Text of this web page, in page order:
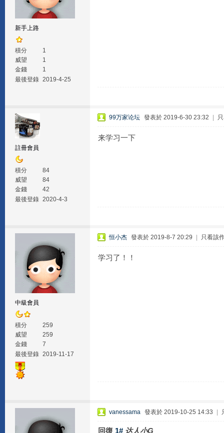
新手上路
積分
1
威望
1
金錢
1
最後登錄 2019-4-25
註冊會員
積分
84
威望
84
金錢
42
最後登錄 2020-4-3
99万家论坛 發表於 2019-6-30 23:32
来学习一下
中級會員
積分
259
威望
259
金錢
7
最後登錄 2019-11-17
恒小杰 發表於 2019-8-7 20:29 只看該
学习了！！
vanessama 發表於 2019-10-25 14:33
回復 1# 达人小G